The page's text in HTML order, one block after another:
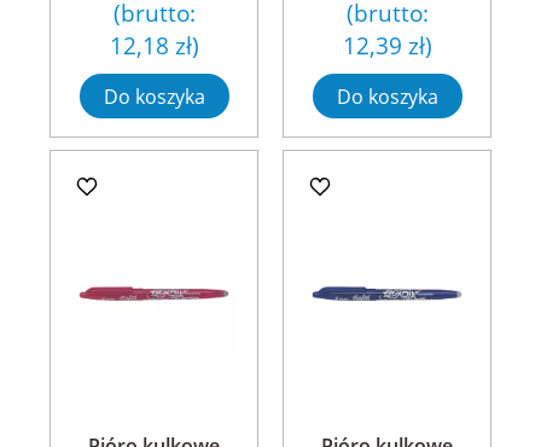
(brutto:
12,18 zł)
Do koszyka
(brutto:
12,39 zł)
Do koszyka